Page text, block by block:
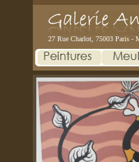
27 Rue Charlot, 75003 Paris -